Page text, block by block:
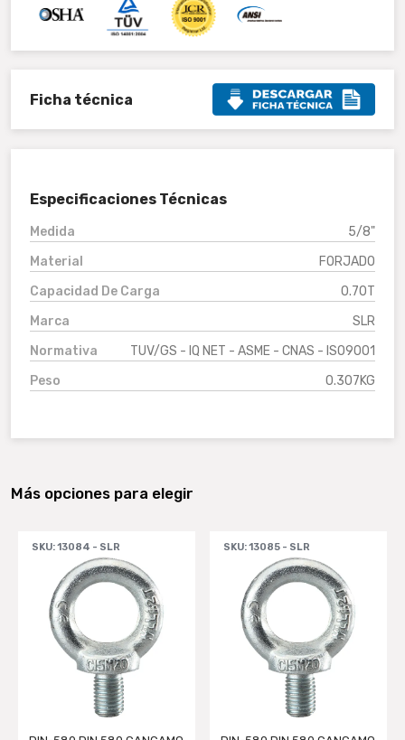
Ficha técnica
Especificaciones Técnicas
Medida
5/8"
Material
FORJADO
Capacidad De Carga
0.70T
Marca
SLR
Normativa
TUV/GS - IQ NET - ASME - CNAS - ISO9001
Peso
0.307KG
Más opciones para elegir
SKU: 13084 - SLR SKU: 13085 - SLR